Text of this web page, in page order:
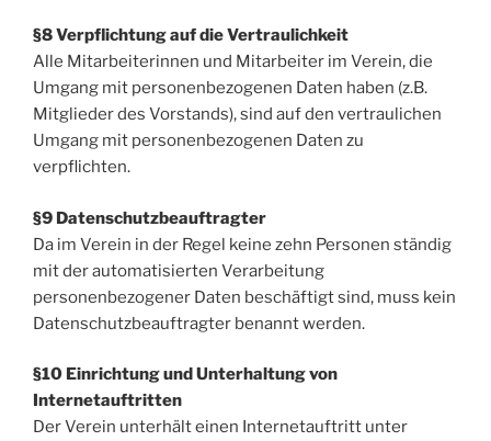
§8 Verpflichtung auf die Vertraulichkeit
Alle Mitarbeiterinnen und Mitarbeiter im Verein, die
Umgang mit personenbezogenen Daten haben (z.B.
Mitglieder des Vorstands), sind auf den vertraulichen
Umgang mit personenbezogenen Daten zu
verpflichten.
§9 Datenschutzbeauftragter
Da im Verein in der Regel keine zehn Personen ständig
mit der automatisierten Verarbeitung
personenbezogener Daten beschäftigt sind, muss kein
Datenschutzbeauftragter benannt werden.
§10 Einrichtung und Unterhaltung von
Internetauftritten
Der Verein unterhält einen Internetauftritt unter